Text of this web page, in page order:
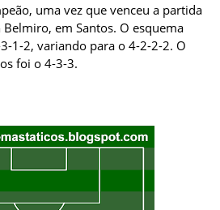
uma vez que venceu a partida
em Santos. O esquema
1-2, variando para o 4-2-2-2. O
foi o 4-3-3.